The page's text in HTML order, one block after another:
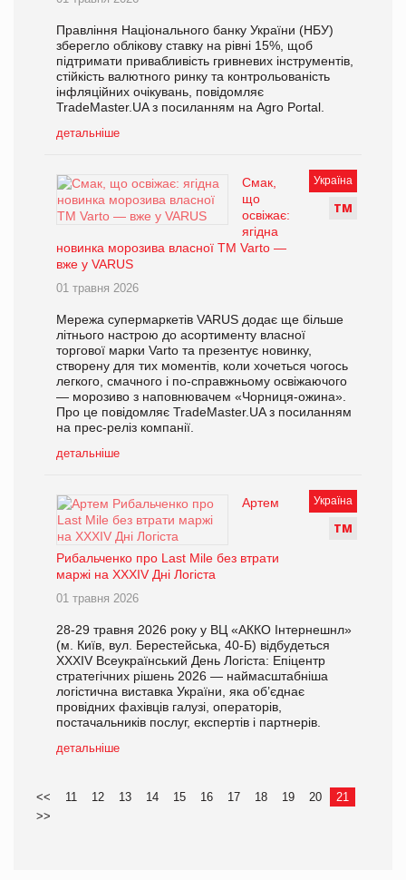
Правління Національного банку України (НБУ)
зберегло облікову ставку на рівні 15%, щоб
підтримати привабливість гривневих інструментів,
стійкість валютного ринку та контрольованість
інфляційних очікувань, повідомляє
TradeMaster.UA з посиланням на Agro Portal.
детальніше
Україна
ТМ
Смак,
що
освіжає:
ягідна
новинка морозива власної ТМ Varto —
вже у VARUS
01 травня 2026
Мережа супермаркетів VARUS додає ще більше
літнього настрою до асортименту власної
торгової марки Varto та презентує новинку,
створену для тих моментів, коли хочеться чогось
легкого, смачного і по-справжньому освіжаючого
— морозиво з наповнювачем «Чорниця-ожина».
Про це повідомляє TradeMaster.UA з посиланням
на прес-реліз компанії.
детальніше
Україна
ТМ
Артем
Рибальченко про Last Mile без втрати
маржі на XXXІV Дні Логіста
01 травня 2026
28-29 травня 2026 року у ВЦ «АККО Інтернешнл»
(м. Київ, вул. Берестейська, 40-Б) відбудеться
XXXІV Всеукраїнський День Логіста: Епіцентр
стратегічних рішень 2026 — наймасштабніша
логістична виставка України, яка об’єднає
провідних фахівців галузі, операторів,
постачальників послуг, експертів і партнерів.
детальніше
<< 11 12 13 14 15 16 17 18 19 20
21
>>